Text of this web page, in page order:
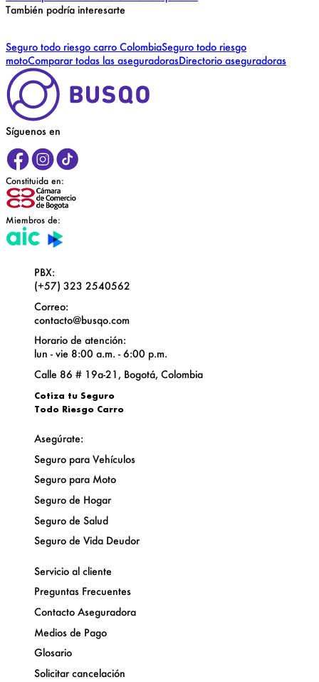
También podría interesarte
Seguro todo riesgo carro ColombiaSeguro todo riesgo
motoComparar todas las aseguradorasDirectorio aseguradoras
Síguenos en
Constituida en:
Miembros de:
PBX:
(+57) 323 2540562
Correo:
contacto@busqo.com
Horario de atención:
lun - vie 8:00 a.m. - 6:00 p.m.
Calle 86 # 19a-21, Bogotá, Colombia
Cotiza tu Seguro
Todo Riesgo Carro
Asegúrate:
Seguro para Vehículos
Seguro para Moto
Seguro de Hogar
Seguro de Salud
Seguro de Vida Deudor
Servicio al cliente
Preguntas Frecuentes
Contacto Aseguradora
Medios de Pago
Glosario
Solicitar cancelación